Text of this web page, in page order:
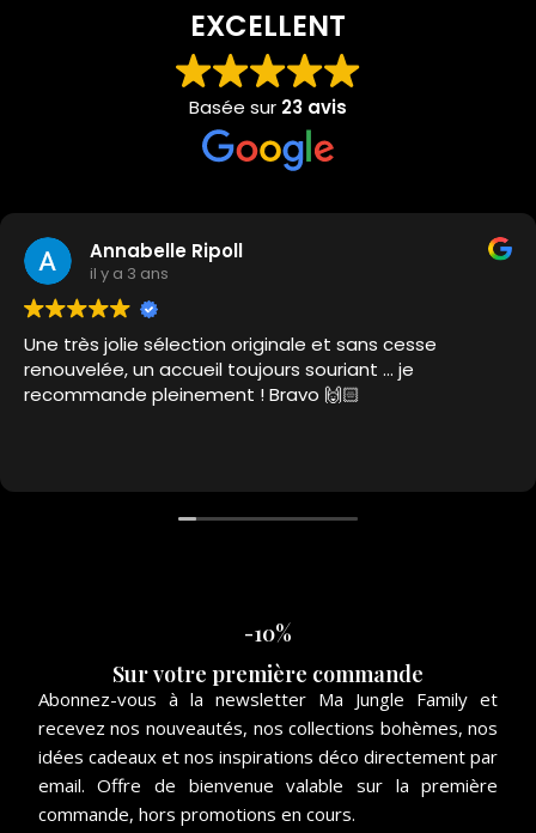
EXCELLENT
Basée sur 23 avis
Annabelle Ripoll
il y a 3 ans
Une très jolie sélection originale et sans cesse
renouvelée, un accueil toujours souriant … je
recommande pleinement ! Bravo 🙌🏻
-10%
Sur votre première commande
Abonnez-vous à la newsletter Ma Jungle Family et
recevez nos nouveautés, nos collections bohèmes, nos
idées cadeaux et nos inspirations déco directement par
email. Offre de bienvenue valable sur la première
commande, hors promotions en cours.